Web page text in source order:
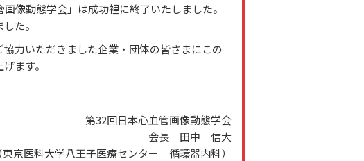
像動態学会」は成功裡に終了いたしました。
た。
力いただきました企業・団体の皆さまにこの
ます。
第32回日本心血管画像動態学会
会長 田中 信大
（東京医科大学八王子医療センター 循環器内科）